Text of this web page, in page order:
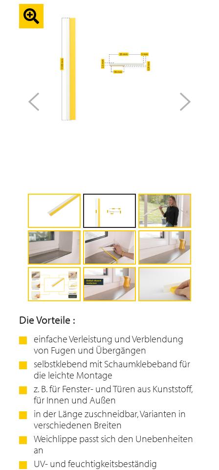
Die Vorteile :
einfache Verleistung und Verblendung
von Fugen und Übergängen
selbstklebend mit Schaumklebeband für
die leichte Montage
z. B. für Fenster- und Türen aus Kunststoff,
für Innen und Außen
in der Länge zuschneidbar, Varianten in
verschiedenen Breiten
Weichlippe passt sich den Unebenheiten
an
UV- und feuchtigkeitsbeständig